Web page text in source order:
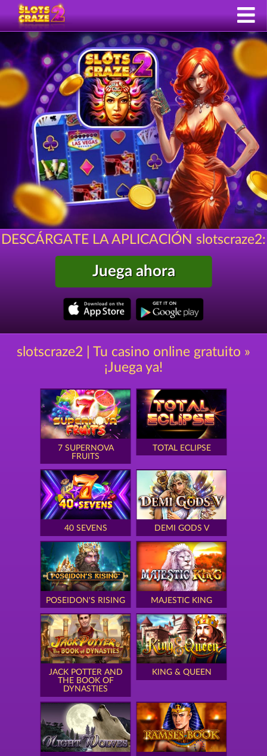
DESCÁRGATE LA APLICACIÓN slotscraze2:
Juega ahora
slotscraze2 | Tu casino online gratuito »
¡Juega ya!
7 SUPERNOVA
FRUITS
TOTAL ECLIPSE
40 SEVENS DEMI GODS V
POSEIDON'S RISING MAJESTIC KING
JACK POTTER AND
THE BOOK OF
DYNASTIES
KING & QUEEN